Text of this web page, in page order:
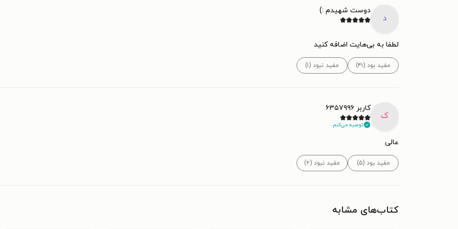
د
دوست شهیدم :)
لطفا به بی‌هایت اضافه‌ کنید
مفید بود (۴۱) مفید نبود (۱)
ک
کاربر ۶۳۵۷۹۹۶
توصیه می‌کنم.
عالی
مفید بود (۵) مفید نبود (۲)
کتاب‌های مشابه